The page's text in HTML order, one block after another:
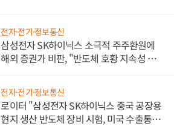
전자·전기·정보통신
삼성전자 SK하이닉스 소극적 주주환원에
해외 증권가 비판, "반도체 호황 지속성 의
전자·전기·정보통신
로이터 "삼성전자 SK하이닉스 중국 공장용
현지 생산 반도체 장비 시험, 미국 수출통제